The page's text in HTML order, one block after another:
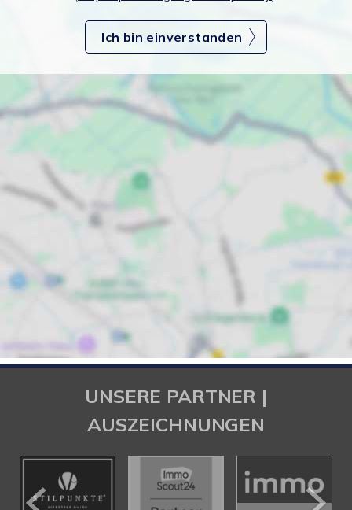
Ich bin einverstanden
UNSERE PARTNER |
AUSZEICHNUNGEN